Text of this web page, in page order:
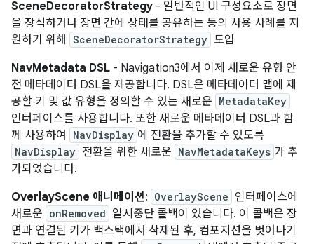
SceneDecoratorStrategy - 일반적인 UI 구성요소로 장면
을 장식하거나 장면 간에 상태를 공유하는 등의 사용 사례를 지
원하기 위해
SceneDecoratorStrategy 도입
NavMetadata DSL - Navigation3에서 이제 새로운 유형 안
전 메타데이터 DSL을 제공합니다. DSL은 메타데이터 맵에 제
공할 키 및 값 유형을 정의할 수 있는 새로운 MetadataKey
인터페이스를 사용합니다. 또한 새로운 메타데이터 DSL과 함
께 사용하여
NavDisplay 에 전환을 추가할 수 있도록
NavDisplay 전환을 위한 새로운 NavMetadataKeys 가 추
가되었습니다.
OverlayScene 애니메이션: OverlayScene 인터페이스에
새로운 onRemoved 일시중단 콜백이 있습니다. 이 콜백은 장
면과 연결된 키가 백스택에서 삭제된 후, 컴포지션을 벗어나기